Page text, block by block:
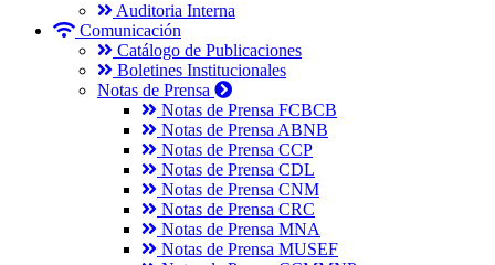
Auditoria Interna
Comunicación
Catálogo de Publicaciones
Boletines Institucionales
Notas de Prensa
Notas de Prensa FCBCB
Notas de Prensa ABNB
Notas de Prensa CCP
Notas de Prensa CDL
Notas de Prensa CNM
Notas de Prensa CRC
Notas de Prensa MNA
Notas de Prensa MUSEF